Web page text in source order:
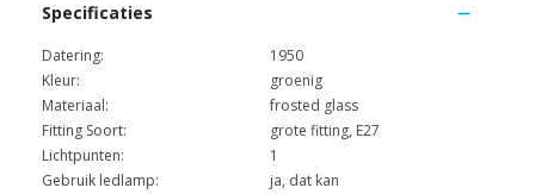
Specificaties
Datering:
1950
Kleur:
groenig
Materiaal:
frosted glass
Fitting Soort:
grote fitting, E27
Lichtpunten:
1
Gebruik ledlamp:
ja, dat kan